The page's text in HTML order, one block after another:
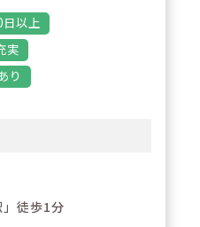
「宝塚駅」よ
あります。
以上
実
り
徒歩1分